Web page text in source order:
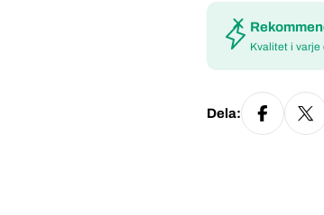
Kvalitet i varje
Dela: